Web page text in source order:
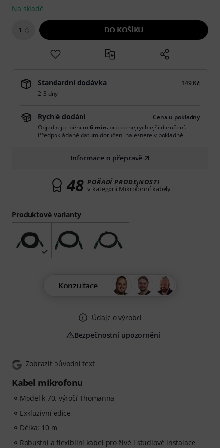
Zobrazit původní text
Kabel mikrofonu
Model k 70. výročí Thomanna
Exkluzivní edice
Délka: 10 m
Robustní a flexibilní kabel pro živé i studiové instalace
Produktové varianty
Na skladě
1 DO KOŠÍKU
Standardní dodávka
149 Kč
2-3 dny
Rychlé dodání
Cena u pokladny
Objednejte během 6 min. pro co nejrychlejší doručení.
Předpokládané datum doručení naleznete v pokladně.
Informace o přepravě
48 POŘADÍ PRODEJNOSTI
v kategorii Mikrofonní kabely
Konzultace
Údaje o výrobci
Bezpečnostní upozornění